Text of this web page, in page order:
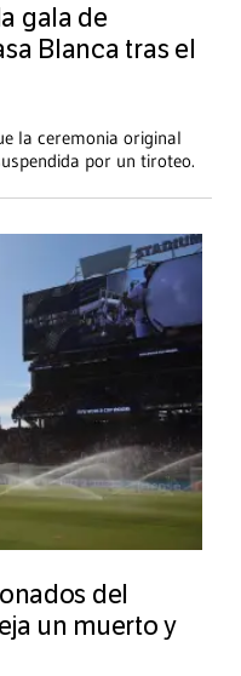
gala de
Blanca tras el
la ceremonia original
por un tiroteo.
del
un muerto y